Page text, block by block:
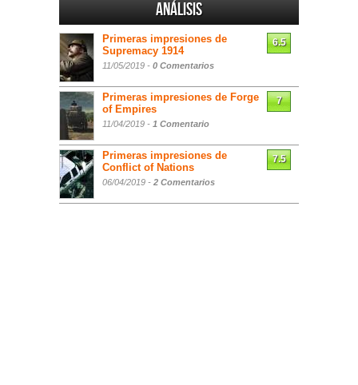
Análisis
Primeras impresiones de
Supremacy 1914
11/05/2019 - 0 Comentarios
6.5
Primeras impresiones de Forge
of Empires
11/04/2019 - 1 Comentario
7
Primeras impresiones de
Conflict of Nations
06/04/2019 - 2 Comentarios
7.5